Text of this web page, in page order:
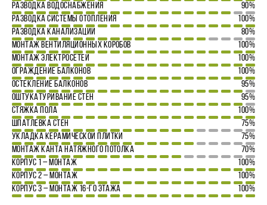
РАЗВОДКА ВОДОСНАБЖЕНИЯ
90%
РАЗВОДКА СИСТЕМЫ ОТОПЛЕНИЯ
100%
РАЗВОДКА КАНАЛИЗАЦИИ
80%
МОНТАЖ ВЕНТИЛЯЦИОННЫХ КОРОБОВ
100%
МОНТАЖ ЭЛЕКТРОСЕТЕЙ
100%
ОГРАЖДЕНИЕ БАЛКОНОВ
100%
ОСТЕКЛЕНИЕ БАЛКОНОВ
95%
ОШТУКАТУРИВАНИЕ СТЕН
95%
СТЯЖКА ПОЛА
100%
ШПАТЛЕВКА СТЕН
75%
УКЛАДКА КЕРАМИЧЕСКОЙ ПЛИТКИ
75%
МОНТАЖ КАНТА НАТЯЖНОГО ПОТОЛКА
70%
КОРПУС 1 – МОНТАЖ
100%
КОРПУС 2 – МОНТАЖ
100%
КОРПУС 3 – МОНТАЖ 16-ГО ЭТАЖА
100%